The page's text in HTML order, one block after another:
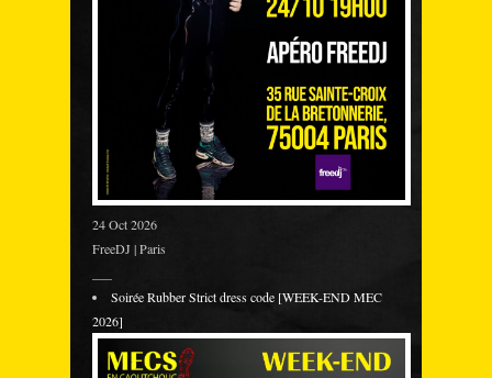
24 Oct 2026
FreeDJ | Paris
Soirée Rubber Strict dress code [WEEK-END MEC
2026]